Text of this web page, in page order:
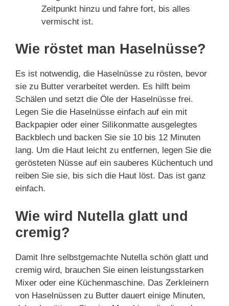
Zeitpunkt hinzu und fahre fort, bis alles
vermischt ist.
Wie röstet man Haselnüsse?
Es ist notwendig, die Haselnüsse zu rösten, bevor
sie zu Butter verarbeitet werden. Es hilft beim
Schälen und setzt die Öle der Haselnüsse frei.
Legen Sie die Haselnüsse einfach auf ein mit
Backpapier oder einer Silikonmatte ausgelegtes
Backblech und backen Sie sie 10 bis 12 Minuten
lang. Um die Haut leicht zu entfernen, legen Sie die
gerösteten Nüsse auf ein sauberes Küchentuch und
reiben Sie sie, bis sich die Haut löst. Das ist ganz
einfach.
Wie wird Nutella glatt und
cremig?
Damit Ihre selbstgemachte Nutella schön glatt und
cremig wird, brauchen Sie einen leistungsstarken
Mixer oder eine Küchenmaschine. Das Zerkleinern
von Haselnüssen zu Butter dauert einige Minuten,